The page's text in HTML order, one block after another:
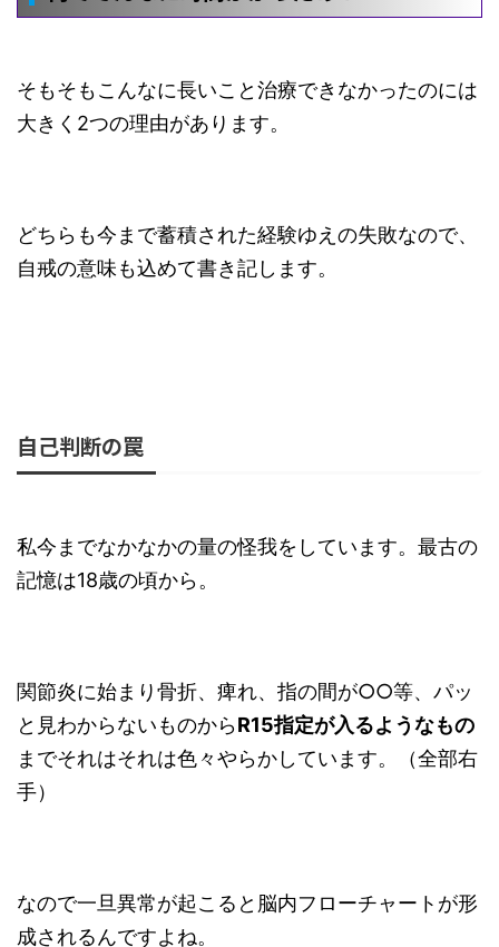
そもそもこんなに長いこと治療できなかったのには
大きく2つの理由があります。
どちらも今まで蓄積された経験ゆえの失敗なので、
自戒の意味も込めて書き記します。
自己判断の罠
私今までなかなかの量の怪我をしています。最古の
記憶は18歳の頃から。
関節炎に始まり骨折、痺れ、指の間が○○等、パッ
と見わからないものからR15指定が入るようなもの
までそれはそれは色々やらかしています。（全部右
手）
なので一旦異常が起こると脳内フローチャートが形
成されるんですよね。